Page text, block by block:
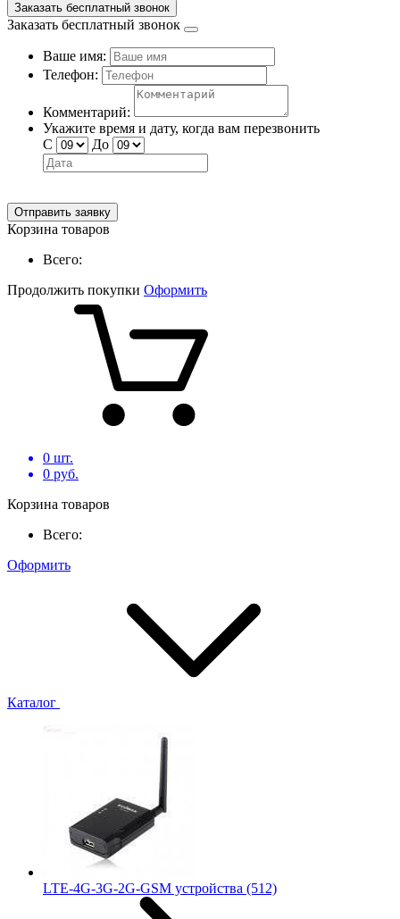
Заказать бесплатный звонок
Заказать бесплатный звонок
Ваше имя:
Телефон:
Комментарий:
Укажите время и дату, когда вам перезвонить
С
До
Отправить заявку
Корзина товаров
Всего:
Продолжить покупки Оформить
0 шт.
0 руб.
Корзина товаров
Всего:
Оформить
Каталог
LTE-4G-3G-2G-GSM устройства (512)